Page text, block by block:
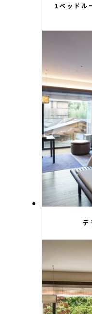
1ベッドル
デ